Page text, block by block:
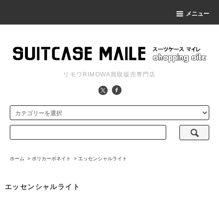
メニュー
リモワRIMOWA買取販売専門店
ホーム > ポリカーボネイト > エッセンシャルライト
エッセンシャルライト